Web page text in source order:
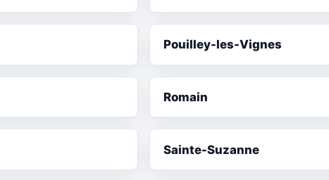
Pouilley-les-Vignes
Romain
Sainte-Suzanne